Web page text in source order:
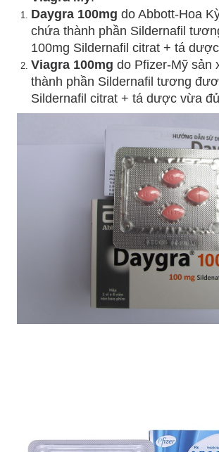
Daygra 100mg do Abbott-Hoa
chứa thành phần Sildernafil
100mg Sildernafil citrat + tá
Viagra 100mg do Pfizer-Mỹ sản
thành phần Sildernafil tương
Sildernafil citrat + tá dược vừa